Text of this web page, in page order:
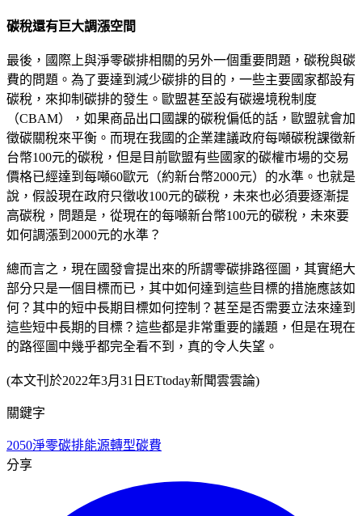
碳稅還有巨大調漲空間
最後，國際上與淨零碳排相關的另外一個重要問題，碳稅與碳
費的問題。為了要達到減少碳排的目的，一些主要國家都設有
碳稅，來抑制碳排的發生。歐盟甚至設有碳邊境稅制度
（CBAM），如果商品出口國課的碳稅偏低的話，歐盟就會加
徵碳關稅來平衡。而現在我國的企業建議政府每噸碳稅課徵新
台幣100元的碳稅，但是目前歐盟有些國家的碳權市場的交易
價格已經達到每噸60歐元（約新台幣2000元）的水準。也就是
說，假設現在政府只徵收100元的碳稅，未來也必須要逐漸提
高碳稅，問題是，從現在的每噸新台幣100元的碳稅，未來要
如何調漲到2000元的水準？
總而言之，現在國發會提出來的所謂零碳排路徑圖，其實絕大
部分只是一個目標而已，其中如何達到這些目標的措施應該如
何？其中的短中長期目標如何控制？甚至是否需要立法來達到
這些短中長期的目標？這些都是非常重要的議題，但是在現在
的路徑圖中幾乎都完全看不到，真的令人失望。
(本文刊於2022年3月31日ETtoday新聞雲雲論)
關鍵字
2050淨零碳排能源轉型碳費
分享